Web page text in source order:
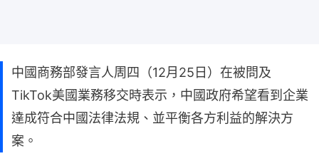
中國商務部發言人周四（12月25日）在被問及
TikTok美國業務移交時表示，中國政府希望看到企業
達成符合中國法律法規、並平衡各方利益的解決方
案。